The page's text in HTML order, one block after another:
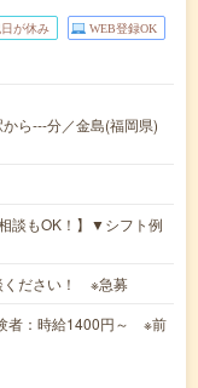
が休み WEB登録OK
ら---分／金島(福岡県)
談もOK！】▼シフト例
ください！ ※急募
者：時給1400円～ ※前